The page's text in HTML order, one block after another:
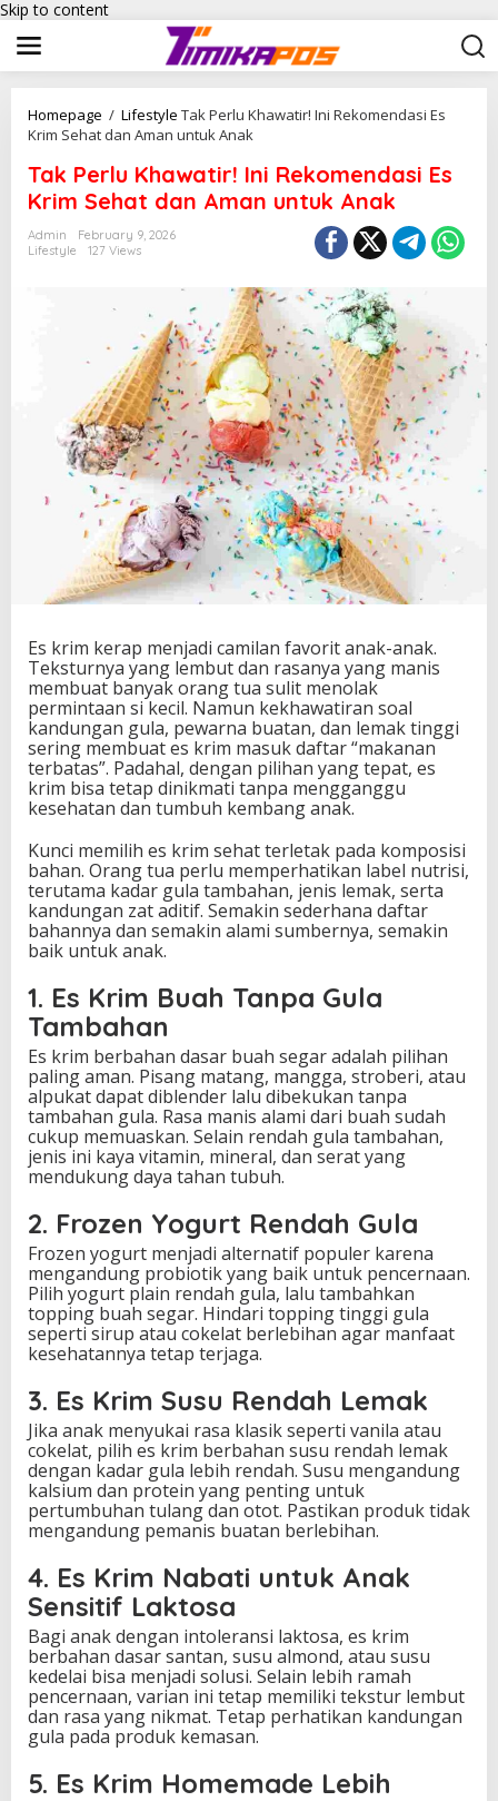
Skip to content
Homepage / Lifestyle Tak Perlu Khawatir! Ini Rekomendasi Es
Krim Sehat dan Aman untuk Anak
Tak Perlu Khawatir! Ini Rekomendasi Es
Krim Sehat dan Aman untuk Anak
Admin
February 9, 2026
Lifestyle
127 Views
Es krim kerap menjadi camilan favorit anak-anak.
Teksturnya yang lembut dan rasanya yang manis
membuat banyak orang tua sulit menolak
permintaan si kecil. Namun kekhawatiran soal
kandungan gula, pewarna buatan, dan lemak tinggi
sering membuat es krim masuk daftar “makanan
terbatas”. Padahal, dengan pilihan yang tepat, es
krim bisa tetap dinikmati tanpa mengganggu
kesehatan dan tumbuh kembang anak.
Kunci memilih es krim sehat terletak pada komposisi
bahan. Orang tua perlu memperhatikan label nutrisi,
terutama kadar gula tambahan, jenis lemak, serta
kandungan zat aditif. Semakin sederhana daftar
bahannya dan semakin alami sumbernya, semakin
baik untuk anak.
1. Es Krim Buah Tanpa Gula
Tambahan
Es krim berbahan dasar buah segar adalah pilihan
paling aman. Pisang matang, mangga, stroberi, atau
alpukat dapat diblender lalu dibekukan tanpa
tambahan gula. Rasa manis alami dari buah sudah
cukup memuaskan. Selain rendah gula tambahan,
jenis ini kaya vitamin, mineral, dan serat yang
mendukung daya tahan tubuh.
2. Frozen Yogurt Rendah Gula
Frozen yogurt menjadi alternatif populer karena
mengandung probiotik yang baik untuk pencernaan.
Pilih yogurt plain rendah gula, lalu tambahkan
topping buah segar. Hindari topping tinggi gula
seperti sirup atau cokelat berlebihan agar manfaat
kesehatannya tetap terjaga.
3. Es Krim Susu Rendah Lemak
Jika anak menyukai rasa klasik seperti vanila atau
cokelat, pilih es krim berbahan susu rendah lemak
dengan kadar gula lebih rendah. Susu mengandung
kalsium dan protein yang penting untuk
pertumbuhan tulang dan otot. Pastikan produk tidak
mengandung pemanis buatan berlebihan.
4. Es Krim Nabati untuk Anak
Sensitif Laktosa
Bagi anak dengan intoleransi laktosa, es krim
berbahan dasar santan, susu almond, atau susu
kedelai bisa menjadi solusi. Selain lebih ramah
pencernaan, varian ini tetap memiliki tekstur lembut
dan rasa yang nikmat. Tetap perhatikan kandungan
gula pada produk kemasan.
5. Es Krim Homemade Lebih